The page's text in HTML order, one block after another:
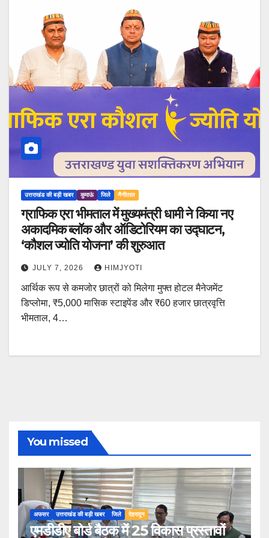
उत्तराखंड की बड़ी खबर कुमाऊं जिले नैनीताल
ग्राफिक एरा भीमताल में मुख्यमंत्री धामी ने किया नए
अकादमिक ब्लॉक और ऑडिटोरियम का उद्घाटन,
‘कौशल ज्योति योजना’ की शुरुआत
JULY 7, 2026 HIMJYOTI
आर्थिक रूप से कमजोर छात्रों को मिलेगा मुफ्त होटल मैनेजमेंट
डिप्लोमा, ₹5,000 मासिक स्टाइपेंड और ₹60 हजार छात्रवृत्ति
भीमताल, 4…
You missed
अफसर उत्तराखंड की बड़ी खबर जिले देहरादून
एमडीडीए बोर्ड बैठक में 25 विकास प्रस्तावों